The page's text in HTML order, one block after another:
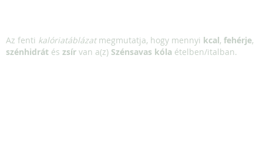
Az fenti kalóriatáblázatmegmutatja, hogy mennyi kcal, fehérje,
szénhidrát és zsír van a(z) Szénsavas kóla ételben/italban.